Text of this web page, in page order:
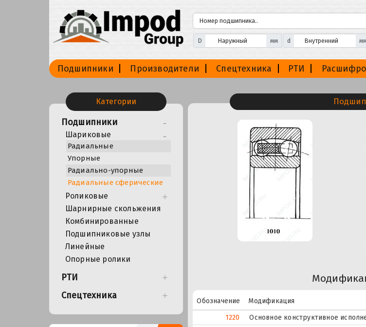
D мм d
Подшипники Производители Спецтехника РТИ
Категории
Подшипники
Шариковые
Радиальные
Упорные
Радиально-упорные
Радиальные сферические
Роликовые
Шарнирные скольжения
Комбинированные
Подшипниковые узлы
Линейные
Опорные ролики
РТИ
Спецтехника
Обозначение
Модификация
1220
Основное конструктивное